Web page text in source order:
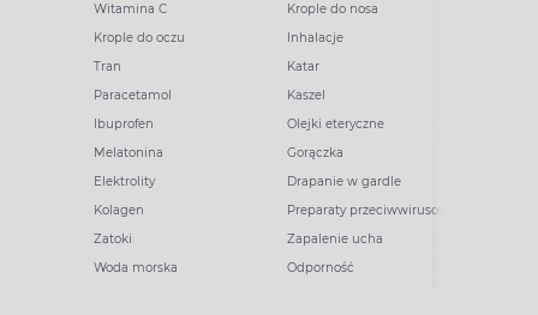
Witamina C
Krople do oczu
Tran
Paracetamol
Ibuprofen
Melatonina
Elektrolity
Kolagen
Zatoki
Woda morska
Krople do nosa
Inhalacje
Katar
Kaszel
Olejki eteryczne
Gorączka
Drapanie w gardle
Preparaty przeciwwirusowe
Zapalenie ucha
Odporność